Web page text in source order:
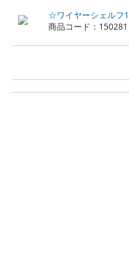
☆ワイヤーシェルフ
商品コード：150281